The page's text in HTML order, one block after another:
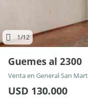
1/12
Guemes al 2300
Venta en General San
USD 130.000